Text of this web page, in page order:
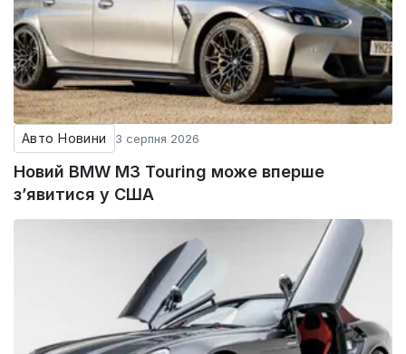
Авто Новини 3 серпня 2026
Новий BMW M3 Touring може вперше
з’явитися у США